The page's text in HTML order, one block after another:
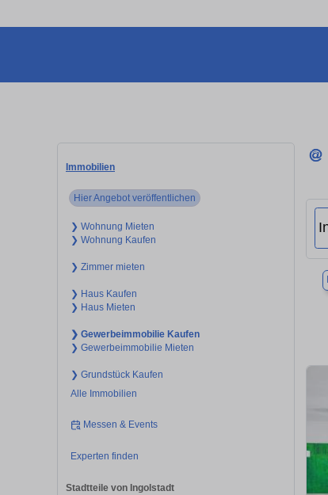
Immobilien
Hier Angebot veröffentlichen
❯ Wohnung Mieten
❯ Wohnung Kaufen
❯ Zimmer mieten
❯ Haus Kaufen
❯ Haus Mieten
❯ Gewerbeimmobilie Kaufen
❯ Gewerbeimmobilie Mieten
❯ Grundstück Kaufen
Alle Immobilien
Messen & Events
Experten finden
Stadtteile von Ingolstadt